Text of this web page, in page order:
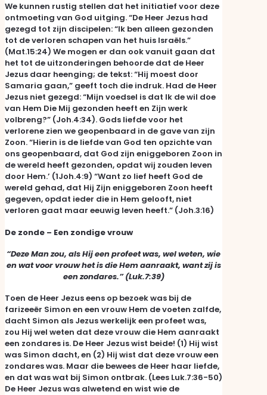
We kunnen rustig stellen dat het initiatief voor deze
ontmoeting van God uitging. “De Heer Jezus had
gezegd tot zijn discipelen: “Ik ben alleen gezonden
tot de verloren schapen van het huis Israëls.”
(Mat.15:24) We mogen er dan ook vanuit gaan dat
het tot de uitzonderingen behoorde dat de Heer
Jezus daar heenging; de tekst: “Hij moest door
Samaria gaan,” geeft toch die indruk. Had de Heer
Jezus niet gezegd: “Mijn voedsel is dat Ik de wil doe
van Hem Die Mij gezonden heeft en Zijn werk
volbreng?” (Joh.4:34). Gods liefde voor het
verlorene zien we geopenbaard in de gave van zijn
Zoon. “Hierin is de liefde van God ten opzichte van
ons geopenbaard, dat God zijn eniggeboren Zoon in
de wereld heeft gezonden, opdat wij zouden leven
door Hem.’ (1Joh.4:9) “Want zo lief heeft God de
wereld gehad, dat Hij Zijn eniggeboren Zoon heeft
gegeven, opdat ieder die in Hem gelooft, niet
verloren gaat maar eeuwig leven heeft.” (Joh.3:16)
De zonde – Een zondige vrouw
“Deze Man zou, als Hij een profeet was, wel weten, wie
en wat voor vrouw het is die Hem aanraakt, want zij is
een zondares.” (Luk.7:39)
Toen de Heer Jezus eens op bezoek was bij de
farizeeër Simon en een vrouw Hem de voeten zalfde,
dacht Simon als Jezus werkelijk een profeet was,
zou Hij wel weten dat deze vrouw die Hem aanraakt
een zondares is. De Heer Jezus wist beide! (1) Hij wist
was Simon dacht, en (2) Hij wist dat deze vrouw een
zondares was. Maar die bewees de Heer haar liefde,
en dat was wat bij Simon ontbrak. (Lees Luk.7:36-50)
De Heer Jezus was alwetend en wist wie de